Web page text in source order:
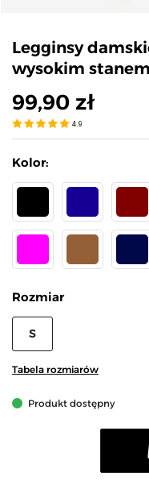
Legginsy
wysokim stanem
99,90 zł
4.9
Kolor:
Rozmiar
S
Tabela rozmiarów
Produkt dostępny